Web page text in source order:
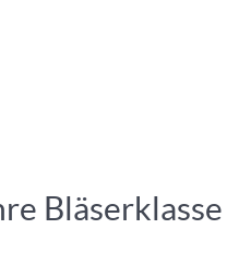
Bläserklasse